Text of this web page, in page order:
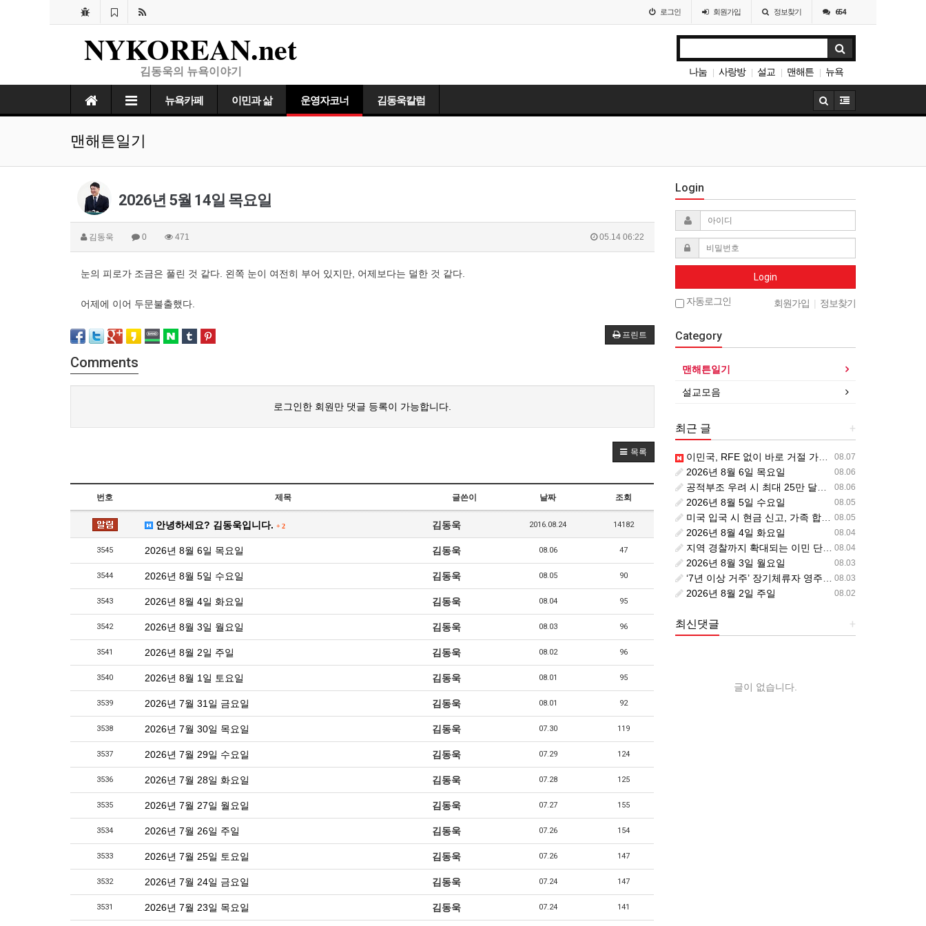
로그인 회원가입 정보찾기 654
NYKOREAN.net
김동욱의 뉴욕이야기 나눔 사랑방 설교 맨해튼 뉴욕
이민
뉴욕카페 이민과 삶 운영자코너 김동욱칼럼
맨해튼일기
2026년 5월 14일 목요일
김동욱 0 471 05.14 06:22
눈의 피로가 조금은 풀린 것 같다. 왼쪽 눈이 여전히 부어 있지만, 어제보다는 덜한 것 같다.
어제에 이어 두문불출했다.
프린트
Comments
로그인한 회원만 댓글 등록이 가능합니다.
목록
번호 제목 글쓴이 날짜 조회
안녕하세요? 김동욱입니다. + 2 김동욱 2016.08.24 14182
3545 2026년 8월 6일 목요일 김동욱 08.06 47
3544 2026년 8월 5일 수요일 김동욱 08.05 90
3543 2026년 8월 4일 화요일 김동욱 08.04 95
3542 2026년 8월 3일 월요일 김동욱 08.03 96
3541 2026년 8월 2일 주일 김동욱 08.02 96
3540 2026년 8월 1일 토요일 김동욱 08.01 95
3539 2026년 7월 31일 금요일 김동욱 08.01 92
3538 2026년 7월 30일 목요일 김동욱 07.30 119
3537 2026년 7월 29일 수요일 김동욱 07.29 124
3536 2026년 7월 28일 화요일 김동욱 07.28 125
3535 2026년 7월 27일 월요일 김동욱 07.27 155
3534 2026년 7월 26일 주일 김동욱 07.26 154
3533 2026년 7월 25일 토요일 김동욱 07.26 147
3532 2026년 7월 24일 금요일 김동욱 07.24 147
3531 2026년 7월 23일 목요일 김동욱 07.24 141
Login
Login
자동로그인 회원가입 | 정보찾기
Category
맨해튼일기
설교모음
+
최근 글
08.07
이민국, RFE 없이 바로 거절 가능… “처음 제출이 마지막 기회” 시대가 시작됩니다.
08.06
2026년 8월 6일 목요일
08.06
공적부조 우려 시 최대 25만 달러 보증금? 영주권 심사의 새로운 변수
08.05
2026년 8월 5일 수요일
08.05
미국 입국 시 현금 신고, 가족 합산 1만 달러가 기준입니다.
08.04
2026년 8월 4일 화요일
08.04
지역 경찰까지 확대되는 이민 단속… 287(g) 프로그램의 대대적 확장
08.03
2026년 8월 3일 월요일
08.03
‘7년 이상 거주’ 장기체류자 영주권 법안 재추진… 현실화될 수 있을까?
08.02
2026년 8월 2일 주일
+
최신댓글
글이 없습니다.